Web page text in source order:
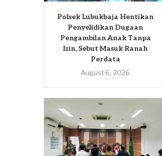
Polsek Lubukbaja Hentikan
Penyelidikan Dugaan
Pengambilan Anak Tanpa
Izin, Sebut Masuk Ranah
Perdata
August 6, 2026